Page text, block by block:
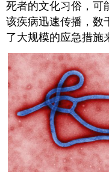
死者的文化习俗，可
该疾病迅速传播，数
了大规模的应急措施